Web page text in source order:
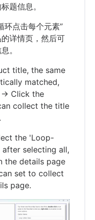
题信息。
环点击每个元素”
详情页，然后可
。
title, the same
matched,
> Click the
collect the title
the 'Loop-
selecting all,
the details page
set to collect
page.